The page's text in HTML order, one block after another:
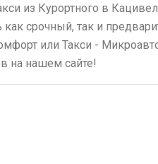
из Курортного в
срочный, так и
или Такси -
на нашем сайте!